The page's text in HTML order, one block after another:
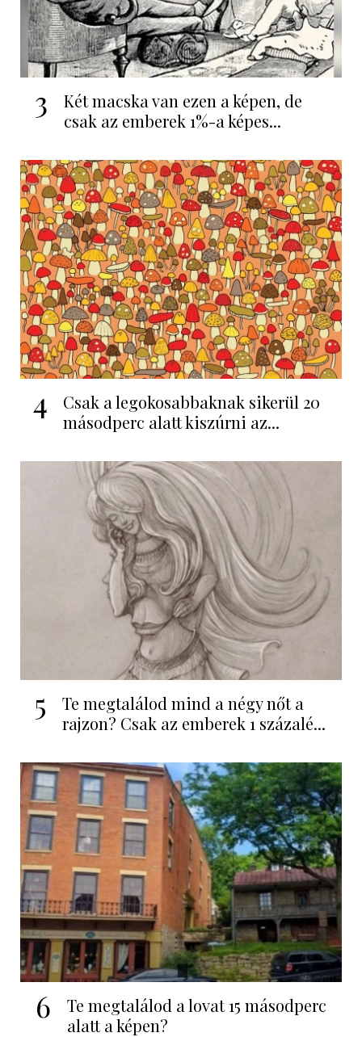
3
Két macska van ezen a képen, de
csak az emberek 1%-a képes...
4
Csak a legokosabbaknak sikerül 20
másodperc alatt kiszúrni az...
5
Te megtalálod mind a négy nőt a
rajzon? Csak az emberek 1 százalé...
6
Te megtalálod a lovat 15 másodperc
alatt a képen?